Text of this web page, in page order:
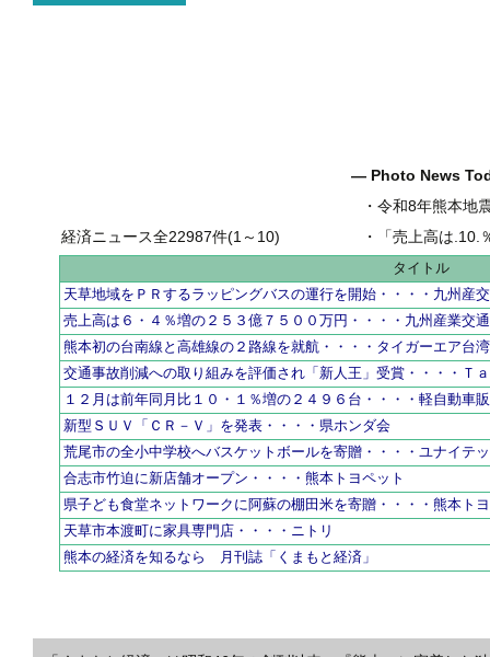
― Photo News
・令和8年熊本地
・
「売上高は.10.％増の
経済ニュース全22987件(1～10)
タイトル
天草地域をＰＲするラッピングバスの運行を開始・・・・九州産
売上高は６・４％増の２５３億７５００万円・・・・九州産業交
熊本初の台南線と高雄線の２路線を就航・・・・タイガーエア台湾
交通事故削減への取り組みを評価され「新人王」受賞・・・・Ｔ
１２月は前年同月比１０・１％増の２４９６台・・・・軽自動車
新型ＳＵＶ「ＣＲ－Ｖ」を発表・・・・県ホンダ会
荒尾市の全小中学校へバスケットボールを寄贈・・・・ユナイテ
合志市竹迫に新店舗オープン・・・・熊本トヨペット
県子ども食堂ネットワークに阿蘇の棚田米を寄贈・・・・熊本ト
天草市本渡町に家具専門店・・・・ニトリ
熊本の経済を知るなら 月刊誌「くまもと経済」